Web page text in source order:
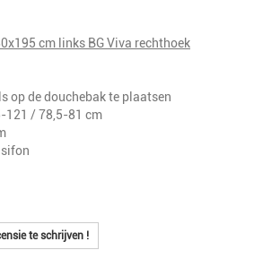
cm links BG Viva rechthoek
op de douchebak te plaatsen
121 / 78,5-81 cm
te schrijven !